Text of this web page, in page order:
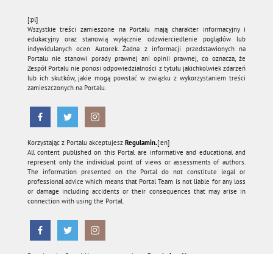
[:pl]
Wszystkie treści zamieszone na Portalu mają charakter informacyjny i
edukacyjny oraz stanowią wyłącznie odzwierciedlenie poglądów lub
indywidulanych ocen Autorek. Żadna z informacji przedstawionych na
Portalu nie stanowi porady prawnej ani opinii prawnej, co oznacza, że
Zespół Portalu nie ponosi odpowiedzialności z tytułu jakichkolwiek zdarzeń
lub ich skutków, jakie mogą powstać w związku z wykorzystaniem treści
zamieszczonych na Portalu.
Korzystając z Portalu akceptujesz Regulamin.[:en]
All content published on this Portal are informative and educational and
represent only the individual point of views or assessments of authors.
The information presented on the Portal do not constitute legal or
professional advice which means that Portal Team is not liable for any loss
or damage including accidents or their consequences that may arise in
connection with using the Portal.